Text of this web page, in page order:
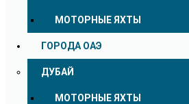
МОТОРНЫЕ ЯХТЫ
ГОРОДА ОАЭ
ДУБАЙ
МОТОРНЫЕ ЯХТЫ